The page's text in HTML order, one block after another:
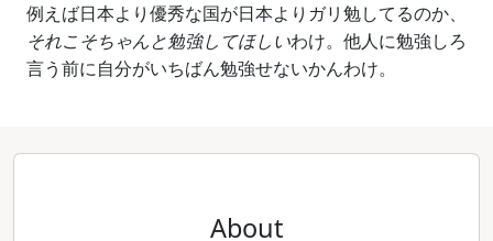
例えば日本より優秀な国が日本よりガリ勉してるのか、
それこそちゃんと勉強してほしいわけ。他人に勉強しろ
言う前に自分がいちばん勉強せないかんわけ。
About